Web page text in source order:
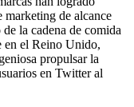
marketing de alcance
la cadena de comida
en el Reino Unido,
propulsar la
en Twitter al